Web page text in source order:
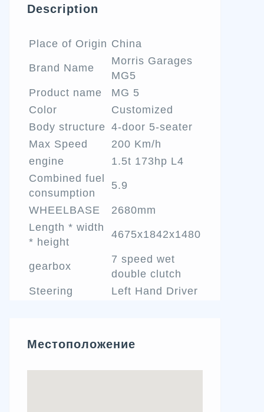
Description
Place of Origin China
Brand Name
Morris Garages
MG5
Product name
MG 5
Color
Customized
Body structure 4-door 5-seater
Max Speed
200 Km/h
engine
1.5t 173hp L4
Combined fuel
consumption
5.9
WHEELBASE
2680mm
Length * width
* height
4675x1842x1480
gearbox
7 speed wet
double clutch
Steering
Left Hand Driver
Местоположение